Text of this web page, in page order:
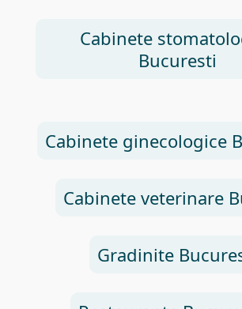
Cabinete
Bucuresti
Cabinete ginecologice
Cabinete veterinare
Gradinite